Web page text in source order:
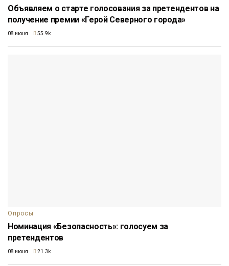
Объявляем о старте голосования за претендентов на
получение премии «Герой Северного города»
08 июня 55.9k
Опросы
Номинация «Безопасность»: голосуем за
претендентов
08 июня 21.3k